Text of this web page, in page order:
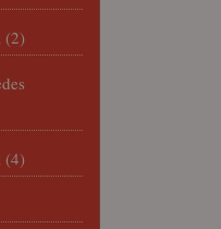
(2)
(4)